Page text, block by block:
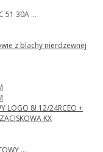
KX
51 30A ...